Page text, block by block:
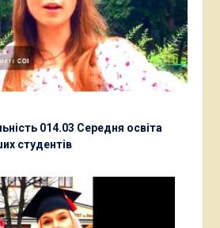
014.03 Середня освіта
студентів